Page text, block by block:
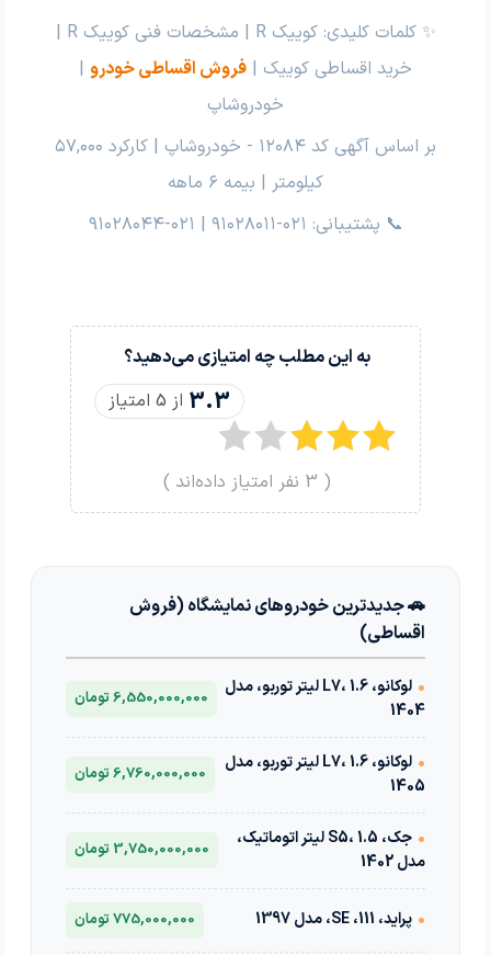
✨ کلمات کلیدی: کوییک R | مشخصات فنی کوییک R |
خرید اقساطی کوییک | فروش اقساطی خودرو |
خودروشاپ
بر اساس آگهی کد ۱۲۰۸۴ - خودروشاپ | کارکرد ۵۷,۰۰۰
کیلومتر | بیمه ۶ ماهه
📞 پشتیبانی: ۰۲۱-۹۱۰۲۸۰۱۱ | ۰۲۱-۹۱۰۲۸۰۴۴
به این مطلب چه امتیازی می‌دهید؟
3.3 از 5 امتیاز
(
3 نفر امتیاز داده‌اند )
🚗 جدیدترین خودروهای نمایشگاه (فروش
اقساطی)
•
لوکانو، L7، 1.6 لیتر توربو، مدل
1404
6,550,000,000 تومان
•
لوکانو، L7، 1.6 لیتر توربو، مدل
1405
6,760,000,000 تومان
•
جک، S5، 1.5 لیتر اتوماتیک،
مدل 1402
3,750,000,000 تومان
• پراید، 111، SE، مدل 1397 775,000,000 تومان